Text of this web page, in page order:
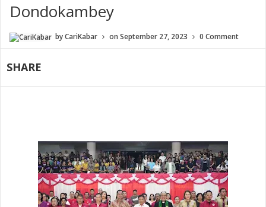
Dondokambey
byCariKabar onSeptember 27, 2023 0 Comment
SHARE